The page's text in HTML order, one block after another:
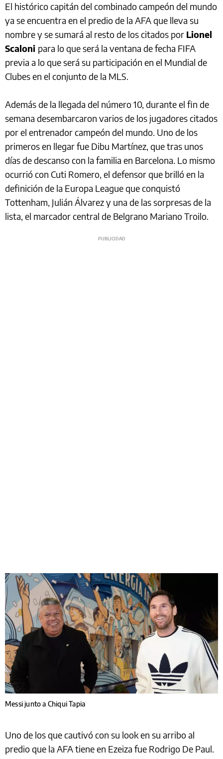
El histórico capitán del combinado campeón del mundo
ya se encuentra en el predio de la AFA que lleva su
nombre y se sumará al resto de los citados por Lionel
Scaloni para lo que será la ventana de fecha FIFA
previa a lo que será su participación en el Mundial de
Clubes en el conjunto de la MLS.
Además de la llegada del número 10, durante el fin de
semana desembarcaron varios de los jugadores citados
por el entrenador campeón del mundo. Uno de los
primeros en llegar fue Dibu Martínez, que tras unos
días de descanso con la familia en Barcelona. Lo mismo
ocurrió con Cuti Romero, el defensor que brilló en la
definición de la Europa League que conquistó
Tottenham, Julián Álvarez y una de las sorpresas de la
lista, el marcador central de Belgrano Mariano Troilo.
Messi junto a Chiqui Tapia
Uno de los que cautivó con su look en su arribo al
predio que la AFA tiene en Ezeiza fue Rodrigo De Paul.